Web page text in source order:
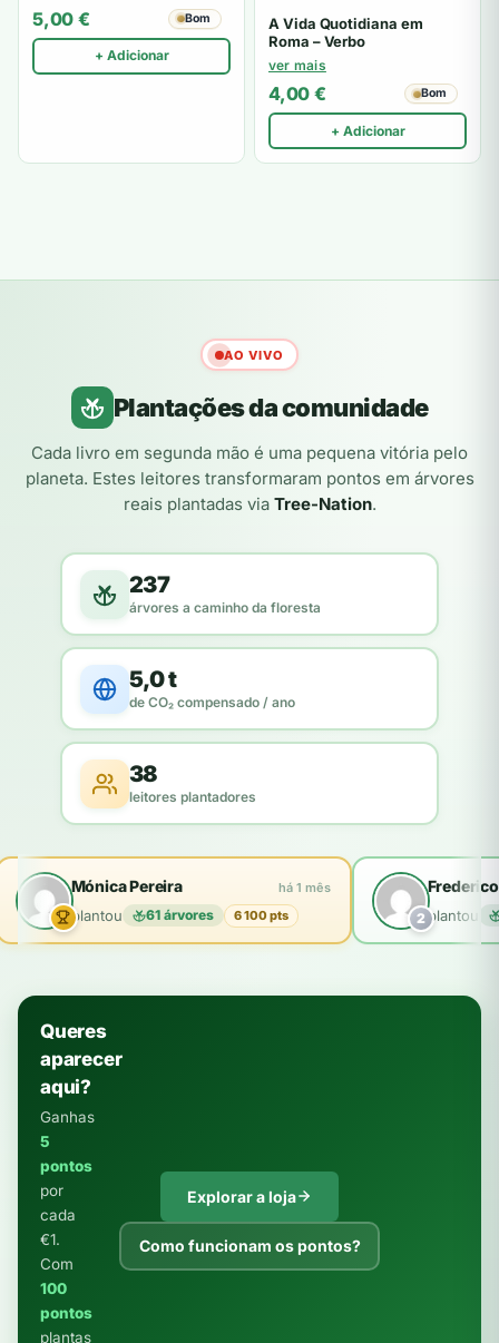
5,00 € Bom
+ Adicionar
A Vida Quotidiana em
Roma – Verbo
ver mais
4,00 € Bom
+ Adicionar
AO VIVO
Plantações da comunidade
Cada livro em segunda mão é uma pequena vitória pelo
planeta. Estes leitores transformaram pontos em árvores
reais plantadas via Tree-Nation.
237
árvores a caminho da floresta
5,0 t
de CO₂ compensado / ano
38
leitores plantadores
Mónica Pereira há 1 mês
plantou 61 árvores 6 100 pts 2plantou
Queres
aparecer
aqui?
Ganhas
5
pontos
por
cada
€1.
Com
100
pontos
plantas
Explorar a loja
Como funcionam os pontos?